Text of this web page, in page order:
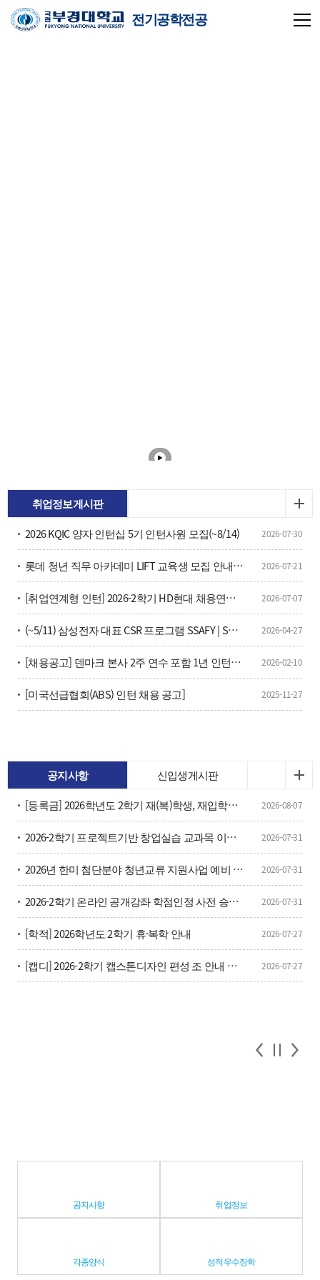
전기공학전공
취업정보게시판
2026 KQIC 양자 인턴십 5기 인턴사원 모집(~8/14)
2026-07-30
롯데 청년 직무 아카데미 LIFT 교육생 모집 안내(~7/26) 2026-07-21
[취업연계형 인턴] 2026-2학기 HD현대 채용연계형 현장실습학기제 모집 2026-07-07
(~5/11) 삼성전자 대표 CSR 프로그램 SSAFY | SW·AI 인재 양성을 위한 16기 교육생 모집 안내？ 2026-04-27
[채용공고] 덴마크 본사 2주 연수 포함 1년 인턴과정 수료 후 즉시 채용 예정 2026-02-10
[미국선급협회(ABS) 인턴 채용 공고] 2025-11-27
공지사항
신입생게시판
[등록금] 2026학년도 2학기 재(복)학생, 재입학생 등 등록금 납부 안내
2026-08-07
2026-2학기 프로젝트기반 창업실습 교과목 이수구분변경 신청 안내 2026-07-31
2026년 한미 첨단분야 청년교류 지원사업 예비 장학생 선발 안내 2026-07-31
2026-2학기 온라인 공개강좌 학점인정 사전 승인 신청 안내 2026-07-31
[학적] 2026학년도 2학기 휴·복학 안내 2026-07-27
[캡디] 2026-2학기 캡스톤디자인 편성 조 안내 및 캡디 단톡방 안내 2026-07-27
공지사항 취업정보
각종양식 성적우수장학